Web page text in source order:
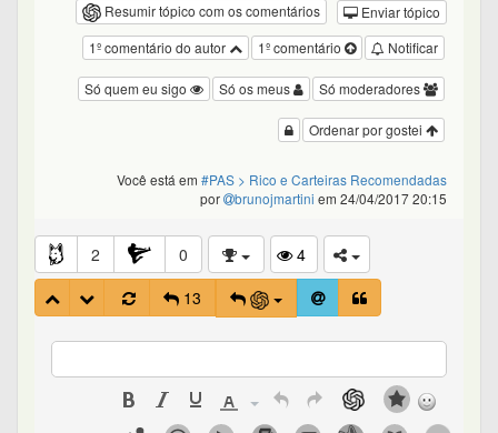
Resumir tópico com os comentários
Enviar tópico
Notificar
1º comentário
1º comentário do autor
Só moderadores
Só os meus
Só quem eu sigo
Ordenar por gostei
Você está em #PAS > Rico e Carteiras Recomendadas
por
brunojmartini em 24/04/2017 20:15
2 0
4
13